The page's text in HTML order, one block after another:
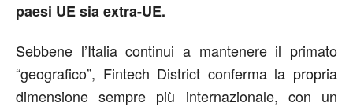
paesi UE sia extra-UE.
Sebbene l’Italia continui a mantenere il primato
“geografico”, Fintech District conferma la propria
dimensione sempre più internazionale, con un